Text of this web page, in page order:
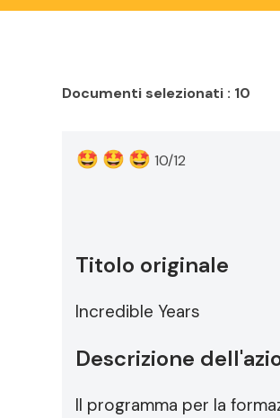
Documenti selezionati : 10
🤩 🤩 🤩 10/12
Titolo originale
Incredible Years
Descrizione
Il programma per la